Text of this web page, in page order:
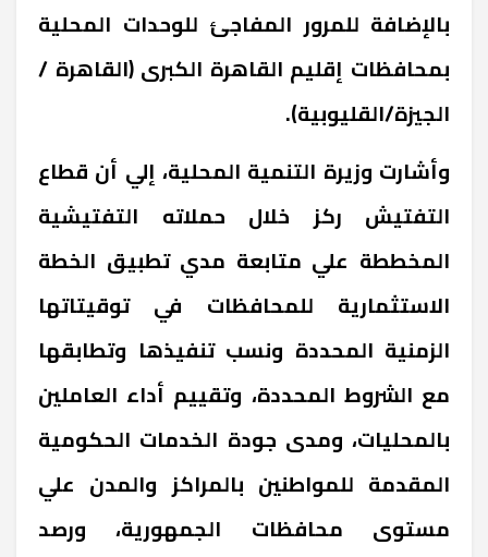
بالإضافة للمرور المفاجئ للوحدات المحلية
بمحافظات إقليم القاهرة الكبرى (القاهرة /
الجيزة/القليوبية).
وأشارت وزيرة التنمية المحلية، إلي أن قطاع
التفتيش ركز خلال حملاته التفتيشية
المخططة علي متابعة مدي تطبيق الخطة
الاستثمارية للمحافظات في توقيتاتها
الزمنية المحددة ونسب تنفيذها وتطابقها
مع الشروط المحددة، وتقييم أداء العاملين
بالمحليات، ومدى جودة الخدمات الحكومية
المقدمة للمواطنين بالمراكز والمدن علي
مستوى محافظات الجمهورية، ورصد